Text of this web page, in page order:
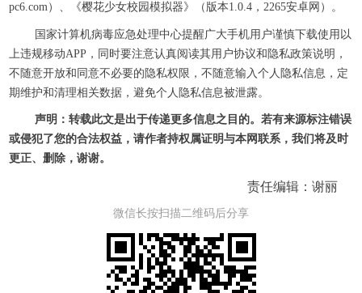
pc6.com）、《樱花少女校园模拟器》（版本1.0.4，2265安卓网）。
国家计算机病毒应急处理中心提醒广大手机用户谨慎下载使用以
上违规移动APP，同时要注意认真阅读其用户协议和隐私政策说明，
不随意开放和同意不必要的隐私权限，不随意输入个人隐私信息，定
期维护和清理相关数据，避免个人隐私信息被泄露。
声明：转载此文是出于传递更多信息之目的。若有来源标注错误
或侵犯了您的合法权益，请作者持权属证明与本网联系，我们将及时
更正、删除，谢谢。
责任编辑：谢丽
微信长按扫描二维码后分享